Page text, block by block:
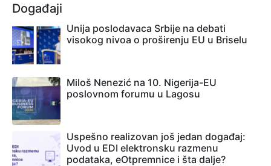
Događaji
Unija poslodavaca Srbije na debati
visokog nivoa o proširenju EU u Briselu
Miloš Nenezić na 10. Nigerija-EU
poslovnom forumu u Lagosu
Uspešno realizovan još jedan događaj:
Uvod u EDI elektronsku razmenu
podataka, eOtpremnice i šta dalje?